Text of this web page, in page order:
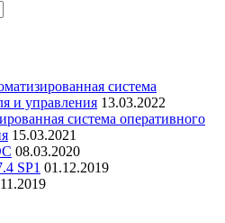
система
и управления 13.03.2022
система оперативного
15.03.2021
08.03.2020
SP1 01.12.2019